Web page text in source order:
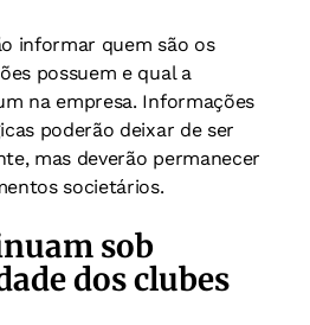
informar quem são os
possuem e qual a
na empresa. Informações
poderão deixar de ser
mas deverão permanecer
societários.
sob
dos clubes